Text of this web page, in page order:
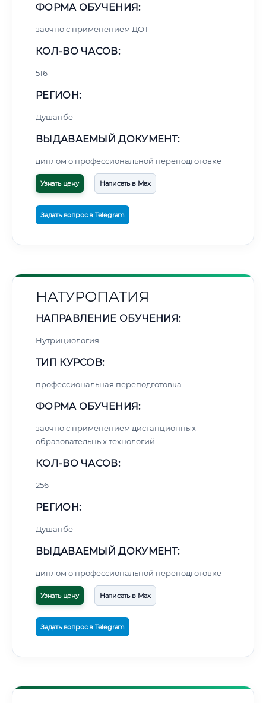
ФОРМА ОБУЧЕНИЯ:
заочно с применением ДОТ
КОЛ-ВО ЧАСОВ:
516
РЕГИОН:
Душанбе
ВЫДАВАЕМЫЙ ДОКУМЕНТ:
диплом о профессиональной переподготовке
Узнать цену Написать в Max
Задать вопрос в Telegram
НАТУРОПАТИЯ
НАПРАВЛЕНИЕ ОБУЧЕНИЯ:
Нутрициология
ТИП КУРСОВ:
профессиональная переподготовка
ФОРМА ОБУЧЕНИЯ:
заочно с применением дистанционных
образовательных технологий
КОЛ-ВО ЧАСОВ:
256
РЕГИОН:
Душанбе
ВЫДАВАЕМЫЙ ДОКУМЕНТ:
диплом о профессиональной переподготовке
Узнать цену Написать в Max
Задать вопрос в Telegram